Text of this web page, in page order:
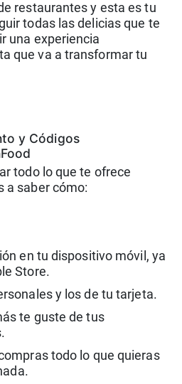
restaurantes y esta es tu
todas las delicias que te
una experiencia
que va a transformar tu
y Códigos
todo lo que te ofrece
a saber cómo:
en tu dispositivo móvil, ya
Store.
y los de tu tarjeta.
te guste de tus
todo lo que quieras